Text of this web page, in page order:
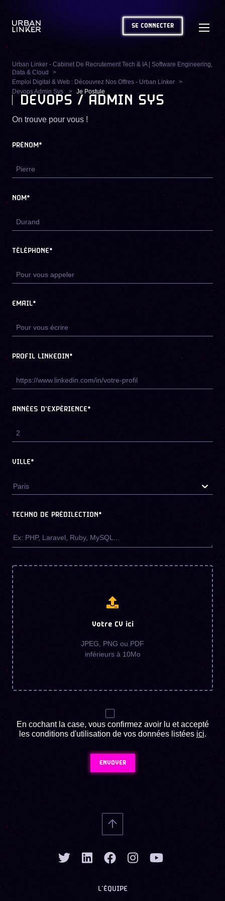
SE CONNECTER
Urban Linker - Cabinet De Recrutement Tech & IA | Software Engineering,
Data & Cloud
Emploi Digital & Web : Découvrez Nos Offres - Urban Linker
Devops Admin Sys
Je Postule
DEVOPS / ADMIN SYS
On trouve pour vous !
PRÉNOM*
NOM*
TÉLÉPHONE*
EMAIL*
PROFIL LINKEDIN*
ANNÉES D'EXPÉRIENCE*
VILLE*
Paris
TECHNO DE PRÉDILECTION*
Votre CV ici
JPEG, PNG ou PDF
inférieurs à 10Mo
En cochant la case, vous confirmez avoir lu et accepté
les conditions d'utilisation de vos données listées ici.
ENVOYER
L’ÉQUIPE